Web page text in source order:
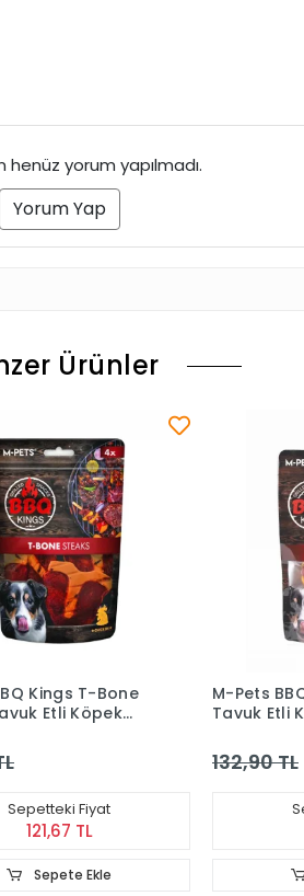
henüz yorum yapılmadı.
Yorum Yap
Ürünler
Kings Hot Dogs
Köpek Ödül
Sepetteki Fiyat
131,57 TL
Sepete Ekle
Wanpy
Ödülü 100
148,90 TL